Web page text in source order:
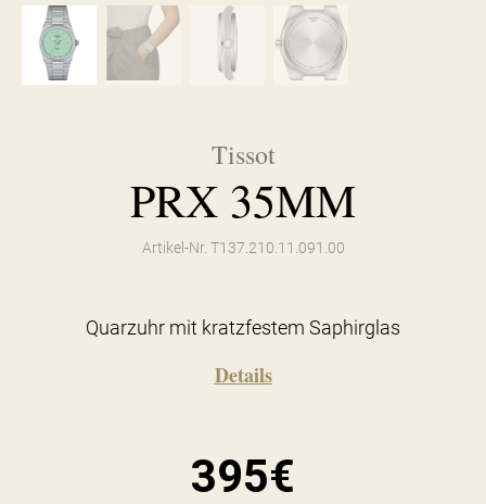
Tissot
PRX 35MM
Artikel-Nr. T137.210.11.091.00
Quarzuhr mit kratzfestem Saphirglas
Details
395€